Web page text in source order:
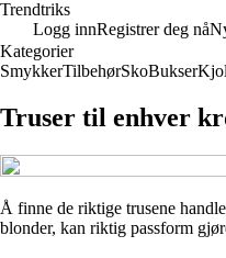
Trendtriks
Logg innRegistrer deg nå
Kategorier
SmykkerTilbehørSkoBukser
Truser til enhver
Å finne de riktige trusene
blonder, kan riktig passform